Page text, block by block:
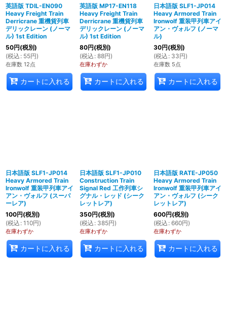
英語版 TDIL-EN090
Heavy Freight Train
Derricrane 重機貨列車
デリックレーン (ノーマ
ル) 1st Edition
50円(税別)
(税込 : 55円)
在庫数 12点
カートに入れる
英語版 MP17-EN118
Heavy Freight Train
Derricrane 重機貨列車
デリックレーン (ノーマ
ル) 1st Edition
80円(税別)
(税込 : 88円)
在庫わずか
カートに入れる
日本語版 SLF1-JP014
Heavy Armored Train
Ironwolf 重装甲列車アイ
アン・ヴォルフ (ノーマ
ル)
30円(税別)
(税込 : 33円)
在庫数 5点
カートに入れる
日本語版 SLF1-JP014
Heavy Armored Train
Ironwolf 重装甲列車アイ
アン・ヴォルフ (スーパ
ーレア)
100円(税別)
(税込 : 110円)
在庫わずか
カートに入れる
日本語版 SLF1-JP010
Construction Train
Signal Red 工作列車シ
グナル・レッド (シーク
レットレア)
350円(税別)
(税込 : 385円)
在庫わずか
カートに入れる
日本語版 RATE-JP050
Heavy Armored Train
Ironwolf 重装甲列車アイ
アン・ヴォルフ (シーク
レットレア)
600円(税別)
(税込 : 660円)
在庫わずか
カートに入れる